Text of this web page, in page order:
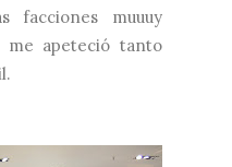
facciones muuuy
me apeteció tanto